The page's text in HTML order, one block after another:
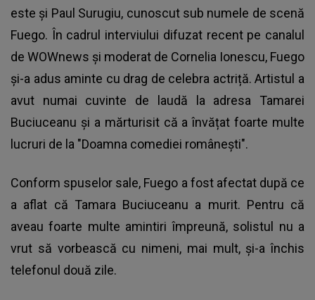
este și Paul Surugiu, cunoscut sub numele de scenă
Fuego. În cadrul interviului difuzat recent pe canalul
de WOWnews și moderat de Cornelia Ionescu, Fuego
și-a adus aminte cu drag de celebra actriță. Artistul a
avut numai cuvinte de laudă la adresa Tamarei
Buciuceanu și a mărturisit că a învățat foarte multe
lucruri de la "Doamna comediei românești".
Conform spuselor sale, Fuego a fost afectat după ce
a aflat că Tamara Buciuceanu a murit. Pentru că
aveau foarte multe amintiri împreună, solistul nu a
vrut să vorbească cu nimeni, mai mult, și-a închis
telefonul două zile.